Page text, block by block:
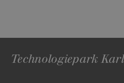
Technologiepark